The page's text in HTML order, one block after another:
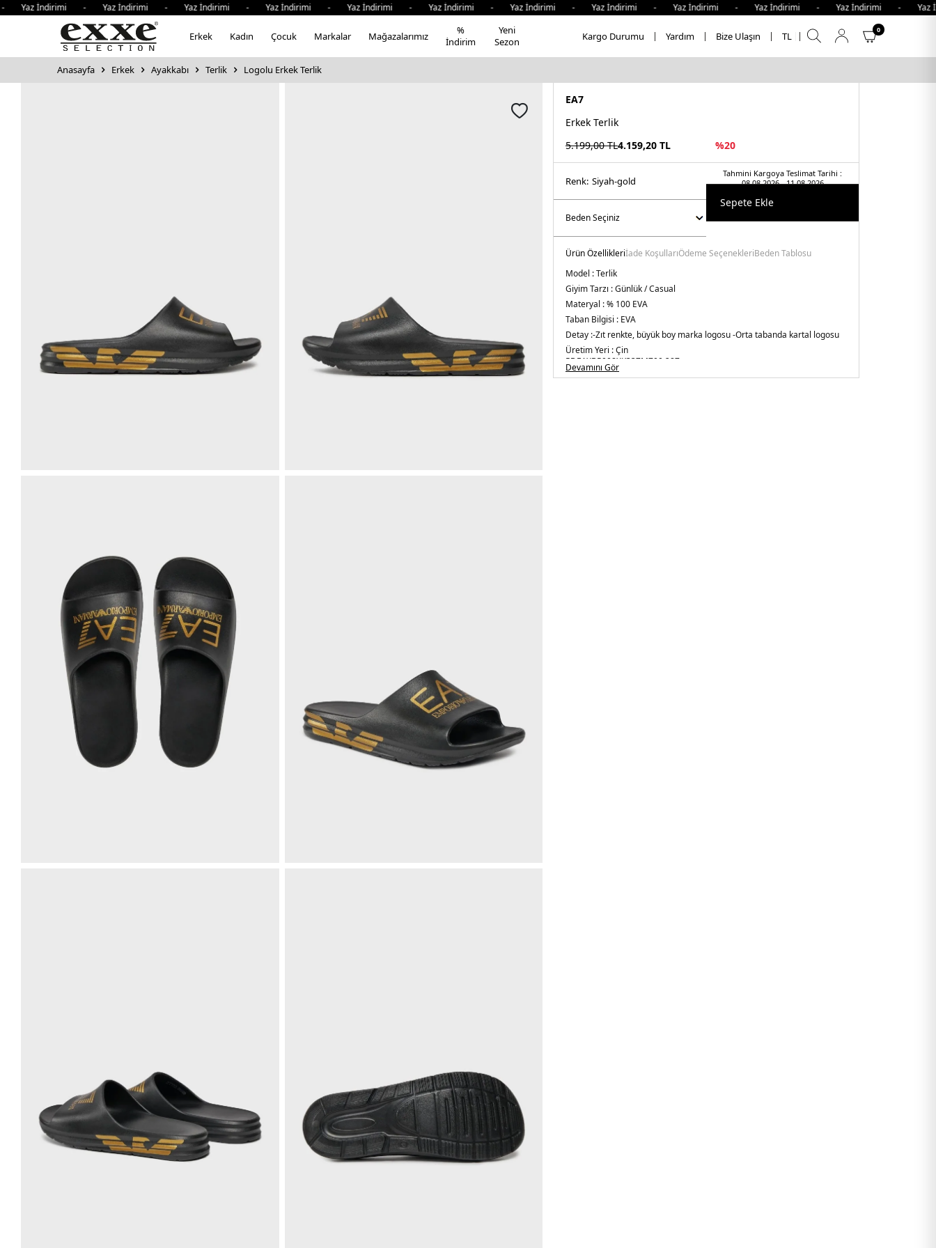
İndirimi - Yaz İndirimi - Yaz İndirimi - Yaz İndirimi - Yaz İndirimi - Yaz İndirimi - Yaz İndirimi - Yaz İndirimi - Yaz İndirimi - Yaz İndirimi - Yaz İndirimi -
Erkek Kadın Çocuk Markalar Mağazalarımız
%
İndirim
Yeni
Sezon
Kargo Durumu Yardım Bize Ulaşın TL
0
Anasayfa Erkek Ayakkabı Terlik Logolu Erkek Terlik
EA7
Erkek Terlik
5.199,00TL4.159,20 TL %20
Tahmini Kargoya Teslimat Tarihi :
08.08.2026 - 11.08.2026
Renk: si̇yah-gold
Sepete Ekle
Ürün Özellikleriİade KoşullarıÖdeme SeçenekleriBeden Tablosu
Model :Terlik
Giyim Tarzı :Günlük / Casual
Materyal :% 100 EVA
Taban Bilgisi : EVA
Detay :-Zıt renkte, büyük boy marka logosu-Orta tabanda kartal logosu
Üretim Yeri :Çin
5DE1XBP008XK337M700.287
Devamını Gör